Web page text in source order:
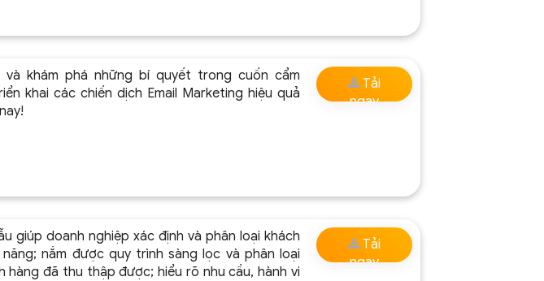
và khám phá những bí quyết trong cuốn cẩm
khai các chiến dịch Email Marketing hiệu quả
Tải
ngay
giúp doanh nghiệp xác định và phân loại khách
nắm được quy trình sàng lọc và phân loại
hàng đã thu thập được; hiểu rõ nhu cầu, hành vi
Tải
ngay